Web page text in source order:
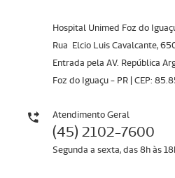
Hospital Unimed Foz do
Rua Elcio Luis Cavalcante,
Entrada pela AV. República
Foz do Iguaçu - PR | CEP:
Atendimento Geral
(45) 2102-7600
Segunda a sexta, das 8h às